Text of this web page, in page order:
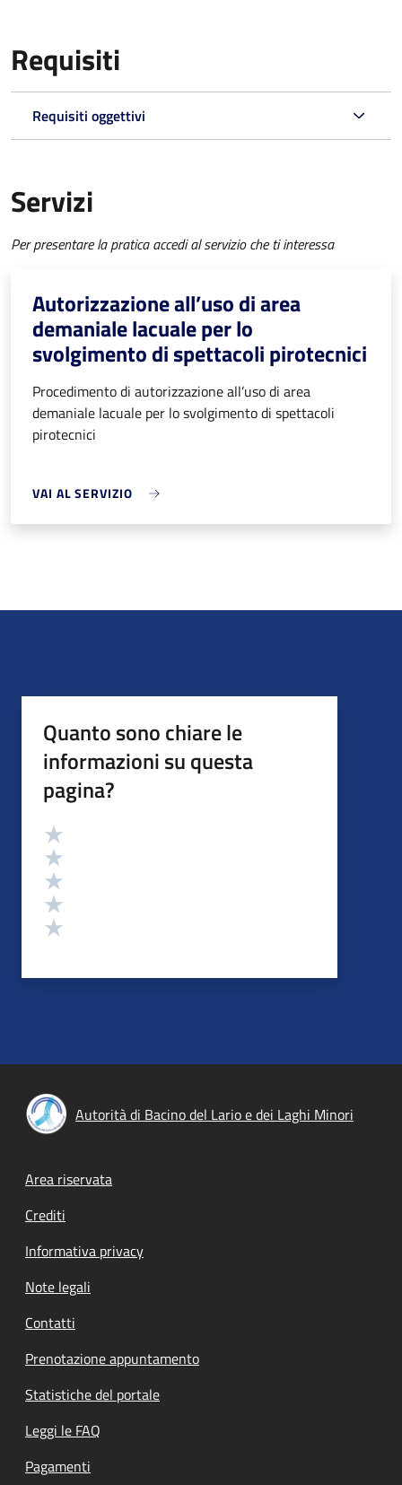
Requisiti
Requisiti oggettivi
Servizi
Per presentare la pratica accedi al servizio che ti interessa
Autorizzazione all’uso di area
demaniale lacuale per lo
svolgimento di spettacoli pirotecnici
Procedimento di autorizzazione all’uso di area
demaniale lacuale per lo svolgimento di spettacoli
pirotecnici
VAI AL SERVIZIO
Quanto sono chiare le
informazioni su questa
pagina?
Valutazione
Autorità di Bacino del Lario e dei Laghi Minori
Footer menu
Area riservata
Crediti
Informativa privacy
Note legali
Contatti
Prenotazione appuntamento
Statistiche del portale
Leggi le FAQ
Pagamenti